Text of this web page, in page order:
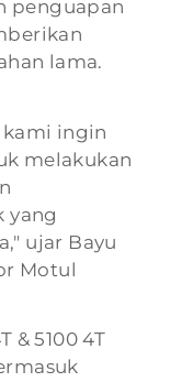
penguapan
lama.
kami ingin
melakukan
yang
ujar Bayu
Motul
& 5100 4T